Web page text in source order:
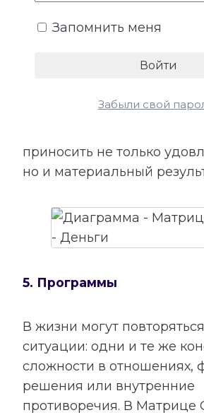
лишних расходов,
более устойчивого
талантами помогает лучше
приносить не только
но и материальный
5. Программы
В жизни могут
ситуации: одни и те же
сложности в отношениях,
решения или внутренние
противоречия. В Матрице
Запомнить меня
Забыли свой